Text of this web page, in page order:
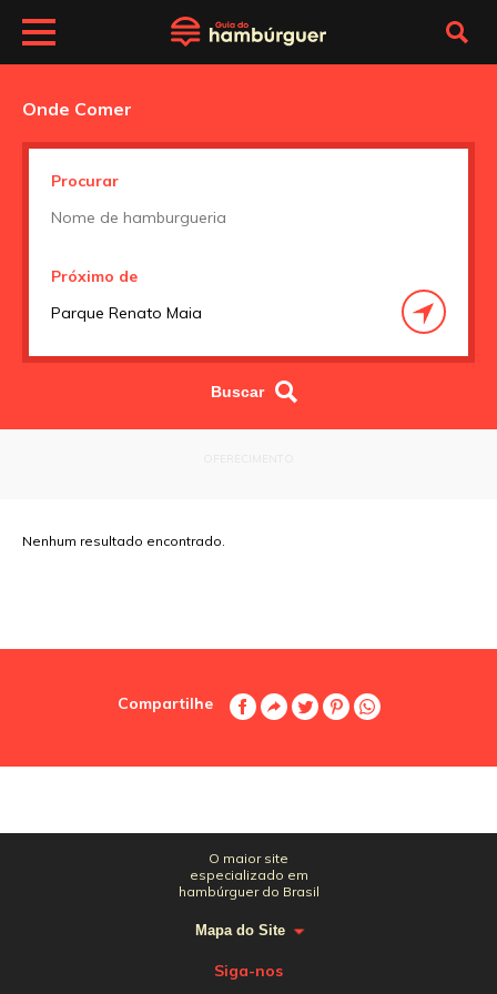
Onde Comer
Procurar
Próximo de
Nenhum resultado encontrado.
Compartilhe
O maior site
especializado em
hambúrguer do Brasil
Mapa do Site
Siga-nos